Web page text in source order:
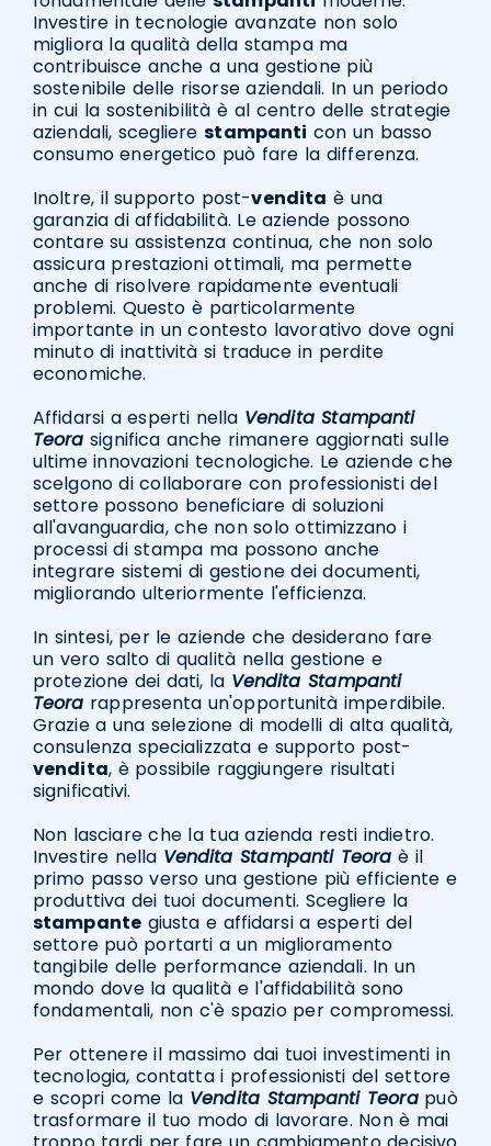
Investire in tecnologie avanzate non solo
migliora la qualità della stampa ma
contribuisce anche a una gestione più
sostenibile delle risorse aziendali. In un periodo
in cui la sostenibilità è al centro delle strategie
aziendali, sceglierestampanti con un basso
consumo energetico può fare la differenza.
Inoltre, il supporto post-vendita è una
garanzia di affidabilità. Le aziende possono
contare su assistenza continua, che non solo
assicura prestazioni ottimali, ma permette
anche di risolvere rapidamente eventuali
problemi. Questo è particolarmente
importante in un contesto lavorativo dove ogni
minuto di inattività si traduce in perdite
economiche.
Affidarsi a esperti nella Vendita Stampanti
Teora significa anche rimanere aggiornati sulle
ultime innovazioni tecnologiche. Le aziende che
scelgono di collaborare con professionisti del
settore possono beneficiare di soluzioni
all'avanguardia, che non solo ottimizzano i
processi di stampa ma possono anche
integrare sistemi di gestione dei documenti,
migliorando ulteriormente l'efficienza.
In sintesi, per le aziende che desiderano fare
un vero salto di qualità nella gestione e
protezione dei dati, la Vendita Stampanti
Teora rappresenta un'opportunità imperdibile.
Grazie a una selezione di modelli di alta qualità,
consulenza specializzata e supporto post-
vendita, è possibile raggiungere risultati
significativi.
Non lasciare che la tua azienda resti indietro.
Investire nella Vendita Stampanti Teora è il
primo passo verso una gestione più efficiente e
produttiva dei tuoi documenti. Scegliere la
stampantegiusta e affidarsi a esperti del
settore può portarti a un miglioramento
tangibile delle performance aziendali. In un
mondo dove la qualità e l'affidabilità sono
fondamentali, non c'è spazio per compromessi.
Per ottenere il massimo dai tuoi investimenti in
tecnologia, contatta i professionisti del settore
e scopri come la Vendita Stampanti Teorapuò
trasformare il tuo modo di lavorare. Non è mai